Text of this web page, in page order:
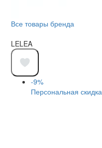
Все товары бренда
LELEA
-9%
Персональная скидка